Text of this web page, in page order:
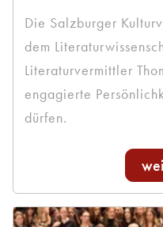
Die Salzburger
dem
Literaturvermittler
engagierte
dürfen.